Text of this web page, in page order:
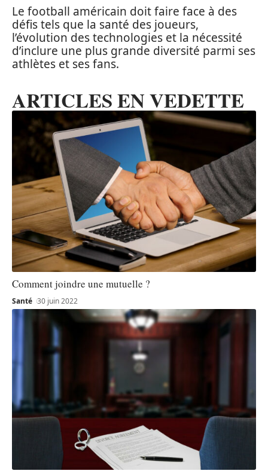
Le football américain doit faire face à des
défis tels que la santé des joueurs,
l’évolution des technologies et la nécessité
d’inclure une plus grande diversité parmi ses
athlètes et ses fans.
ARTICLES EN VEDETTE
Comment joindre une mutuelle ?
Santé 30 juin 2022